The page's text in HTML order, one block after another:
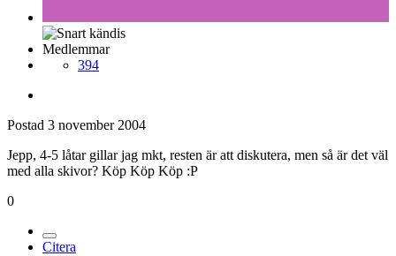
Medlemmar
394
Postad 3 november 2004
Jepp, 4-5 låtar gillar jag mkt, resten är att diskutera, men så är det väl
med alla skivor? Köp Köp Köp :P
0
Citera